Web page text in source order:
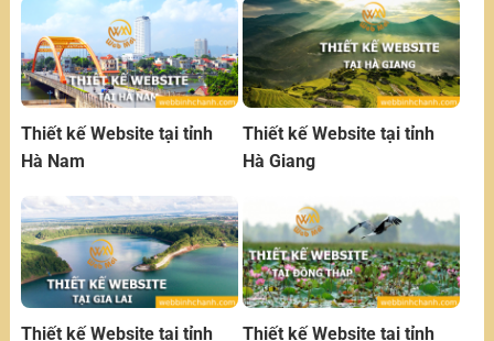
Thiết kế Website tại tỉnh
Hà Nam
Thiết kế Website tại tỉnh
Hà Giang
Thiết kế Website tại tỉnh
Thiết kế Website tại tỉnh